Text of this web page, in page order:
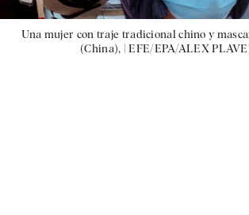
Una mujer con traje tradicional chino y
(China), |EFE/EPA/ALEX